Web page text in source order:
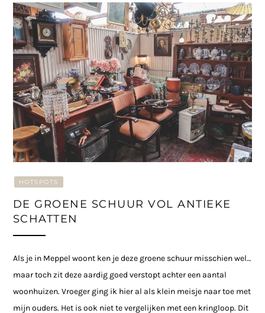
HOTSPOTS
DE GROENE SCHUUR VOL ANTIEKE
SCHATTEN
Als je in Meppel woont ken je deze groene schuur misschien wel…
maar toch zit deze aardig goed verstopt achter een aantal
woonhuizen. Vroeger ging ik hier al als klein meisje naar toe met
mijn ouders. Het is ook niet te vergelijken met een kringloop. Dit